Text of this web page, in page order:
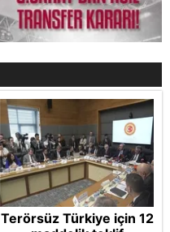
Terörsüz Türkiye için 12